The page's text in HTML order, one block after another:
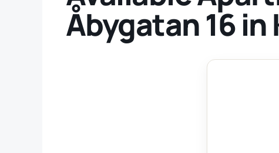
Åbygatan 16 in